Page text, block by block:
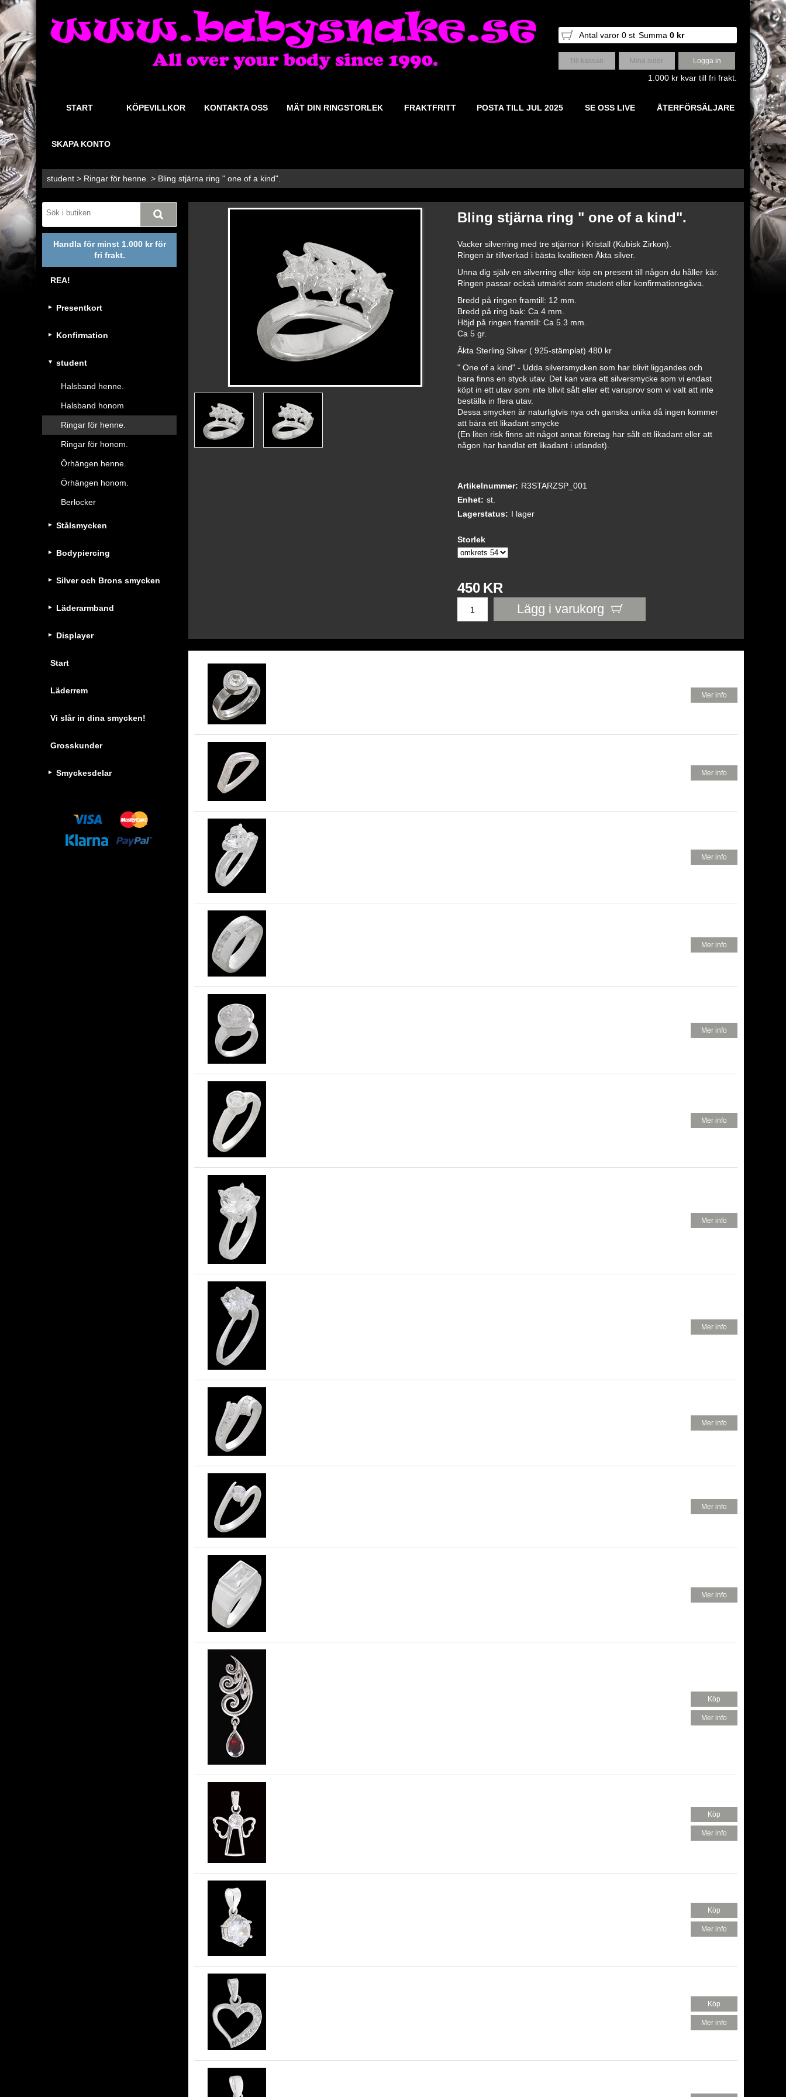
Antal varor 0 st Summa 0 kr
Till kassan Mina sidor Logga in
1.000 kr kvar till fri frakt.
START KÖPEVILLKOR KONTAKTA OSS MÄT DIN RINGSTORLEK FRAKTFRITT POSTA TILL JUL 2025 SE OSS LIVE ÅTERFÖRSÄLJARE
SKAPA KONTO
student > Ringar för henne. > Bling stjärna ring " one of a kind".
Handla för minst 1.000 kr för
fri frakt.
REA!
Presentkort
Konfirmation
student
Halsband henne.
Halsband honom
Ringar för henne.
Ringar för honom.
Örhängen henne.
Örhängen honom.
Berlocker
Stålsmycken
Bodypiercing
Silver och Brons smycken
Läderarmband
Displayer
Start
Läderrem
Vi slår in dina smycken!
Grosskunder
Smyckesdelar
Bling stjärna ring " one of a kind".
Vacker silverring med tre stjärnor i Kristall (Kubisk Zirkon).
Ringen är tillverkad i bästa kvaliteten Äkta silver.
Unna dig själv en silverring eller köp en present till någon du håller kär.
Ringen passar också utmärkt som student eller konfirmationsgåva.
Bredd på ringen framtill: 12 mm.
Bredd på ring bak: Ca 4 mm.
Höjd på ringen framtill: Ca 5.3 mm.
Ca 5 gr.
Äkta Sterling Silver ( 925-stämplat) 480 kr
" One of a kind" - Udda silversmycken som har blivit liggandes och
bara finns en styck utav. Det kan vara ett silversmycke som vi endast
köpt in ett utav som inte blivit sålt eller ett varuprov som vi valt att inte
beställa in flera utav.
Dessa smycken är naturligtvis nya och ganska unika då ingen kommer
att bära ett likadant smycke
(En liten risk finns att något annat företag har sålt ett likadant eller att
någon har handlat ett likadant i utlandet).
Artikelnummer: R3STARZSP_001
Enhet: st.
Lagerstatus: I lager
Storlek
450 KR
Lägg i varukorg
Mer info
Mer info
Mer info
Mer info
Mer info
Mer info
Mer info
Mer info
Mer info
Mer info
Mer info
Köp
Mer info
Köp
Mer info
Köp
Mer info
Köp
Mer info